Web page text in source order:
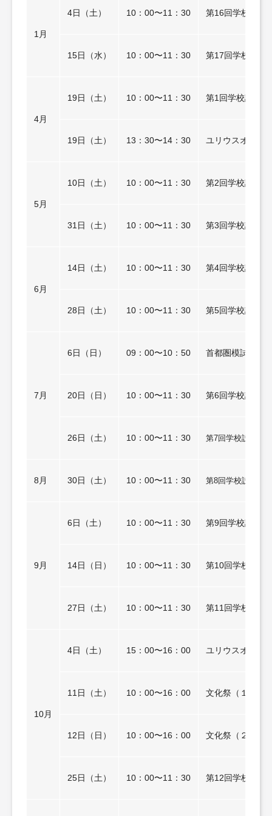
1月
4日（土） 10：00〜11：30 第16回学校説明
15日（水） 10：00〜11：30 第17回学校説明
4月
19日（土） 10：00〜11：30 第1回学校説明
19日（土） 13：30〜14：30 ユリウスオンラ
5月
10日（土） 10：00〜11：30 第2回学校説明
31日（土） 10：00〜11：30 第3回学校説明
6月
14日（土） 10：00〜11：30 第4回学校説明
28日（土） 10：00〜11：30 第5回学校説明
7月
6日（日） 09：00〜10：50 首都圏模試主催
20日（日） 10：00〜11：30 第6回学校説明
26日（土） 10：00〜11：30 第7回学校説明会
8月 30日（土） 10：00〜11：30 第8回学校説明会
9月
6日（土） 10：00〜11：30 第9回学校説明
14日（日） 10：00〜11：30 第10回学校説明
27日（土） 10：00〜11：30 第11回学校説明
10月
4日（土） 15：00〜16：00 ユリウスオンラ
11日（土） 10：00〜16：00 文化祭（１日目
12日（日） 10：00〜16：00 文化祭（２日目
25日（土） 10：00〜11：30 第12回学校説明